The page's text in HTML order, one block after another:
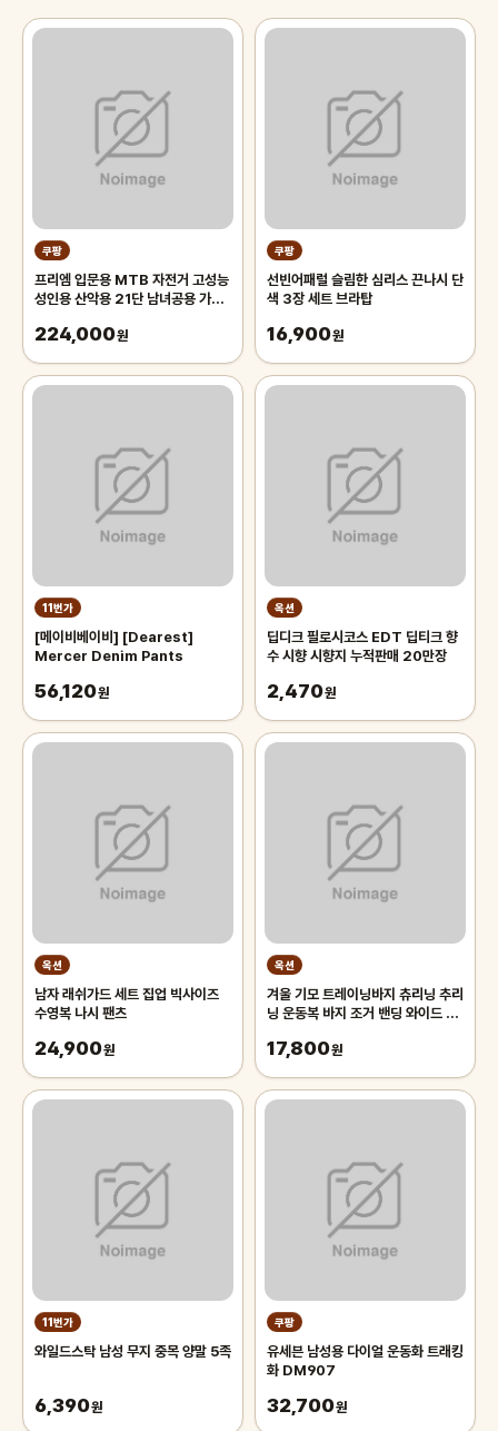
쿠팡
프리엠 입문용 MTB 자전거 고성능
성인용 산악용 21단 남녀공용 가성
175cm, 그레이 오렌지/21단/26
224,000원
쿠팡
선빈어패럴 슬림한 심리스 끈나시 단
색 3장 세트 브라탑
16,900원
11번가
[메이비베이비] [Dearest]
Mercer Denim Pants
56,120원
옥션
딥디크 필로시코스 EDT 딥티크 향
수 시향 시향지 누적판매 20만장
2,470원
옥션
남자 래쉬가드 세트 집업 빅사이즈
수영복 나시 팬츠
24,900원
옥션
겨울 기모 트레이닝바지 츄리닝 추리
닝 운동복 바지 조거 밴딩 와이드 팬
17,800원
11번가
와일드스탁 남성 무지 중목 양말 5족
6,390원
쿠팡
유세븐 남성용 다이얼 운동화 트래킹
화 DM907
32,700원